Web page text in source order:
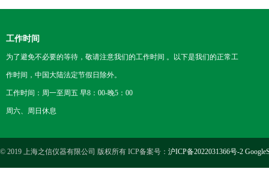
工作时间
为了避免不必要的等待，敬请注意我们的工作时间 。以下是我们的正常工
作时间，中国大陆法定节假日除外。
工作时间：周一至周五 早8：00-晚5：00
周六、周日休息
© 2019 上海之信仪器有限公司 版权所有 ICP备案号： 沪ICP备2022031366号-2